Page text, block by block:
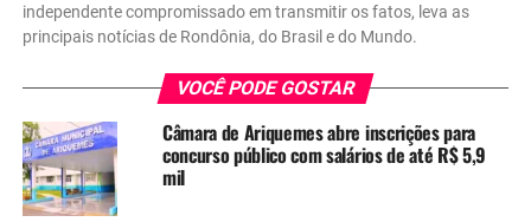
independente compromissado em transmitir os fatos, leva as
principais notícias de Rondônia, do Brasil e do Mundo.
VOCÊ PODE GOSTAR
Câmara de Ariquemes abre inscrições para
concurso público com salários de até R$ 5,9
mil